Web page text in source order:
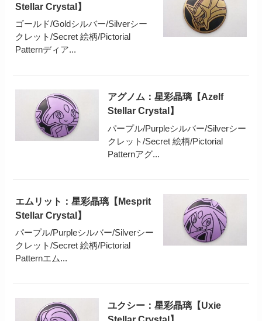
Stellar Crystal】
ゴールド/Goldシルバー/Silverシー
クレット/Secret 絵柄/Pictorial
Patternディア...
アグノム：星彩晶璃【Azelf
Stellar Crystal】
パープル/Purpleシルバー/Silverシー
クレット/Secret 絵柄/Pictorial
Patternアグ...
エムリット：星彩晶璃【Mesprit
Stellar Crystal】
パープル/Purpleシルバー/Silverシー
クレット/Secret 絵柄/Pictorial
Patternエム...
ユクシー：星彩晶璃【Uxie